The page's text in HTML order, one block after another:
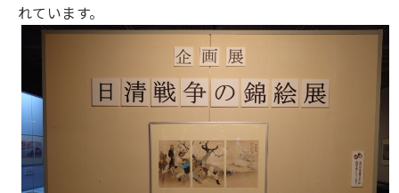
れています。